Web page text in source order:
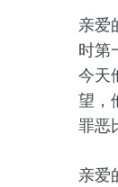
亲爱
时第
今天
望，
罪恶
亲爱